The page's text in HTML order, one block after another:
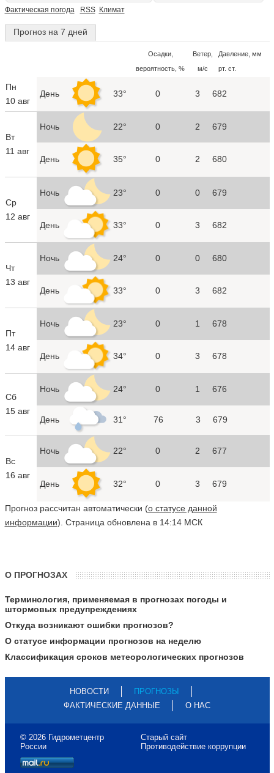
Фактическая погода RSS Климат
Прогноз на 7 дней
Осадки,
вероятность, %
Ветер,
м/с
Давление, мм
рт. ст.
Пн
10 авг
День 33° 0 3 682
Вт
11 авг
Ночь 22° 0 2 679
День 35° 0 2 680
Ср
12 авг
Ночь 23° 0 0 679
День 33° 0 3 682
Чт
13 авг
Ночь 24° 0 0 680
День 33° 0 3 682
Пт
14 авг
Ночь 23° 0 1 678
День 34° 0 3 678
Сб
15 авг
Ночь 24° 0 1 676
День 31° 76 3 679
Вс
16 авг
Ночь 22° 0 2 677
День 32° 0 3 679
Прогноз рассчитан автоматически (о статусе данной
информации). Страница обновлена в 14:14 МСК
О ПРОГНОЗАХ
Терминология, применяемая в прогнозах погоды и
штормовых предупреждениях
Откуда возникают ошибки прогнозов?
О статусе информации прогнозов на неделю
Классификация сроков метеорологических прогнозов
НОВОСТИ
ПРОГНОЗЫ
ФАКТИЧЕСКИЕ ДАННЫЕ
О НАС
© 2026 Гидрометцентр
России
Старый сайт
Противодействие коррупции